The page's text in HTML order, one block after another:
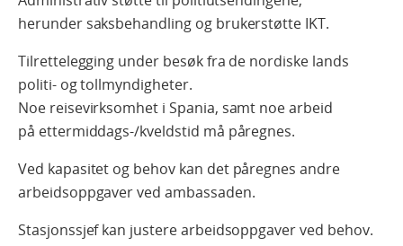
herunder saksbehandling og brukerstøtte IKT.
Tilrettelegging under besøk fra de nordiske lands
politi- og tollmyndigheter.
Noe reisevirksomhet i Spania, samt noe arbeid
på ettermiddags-/kveldstid må påregnes.
Ved kapasitet og behov kan det påregnes andre
arbeidsoppgaver ved ambassaden.
Stasjonssjef kan justere arbeidsoppgaver ved behov.